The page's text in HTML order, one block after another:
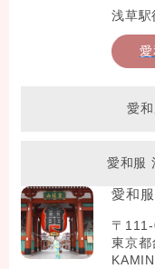
浅草駅
愛
愛和服
愛和
〒
東京